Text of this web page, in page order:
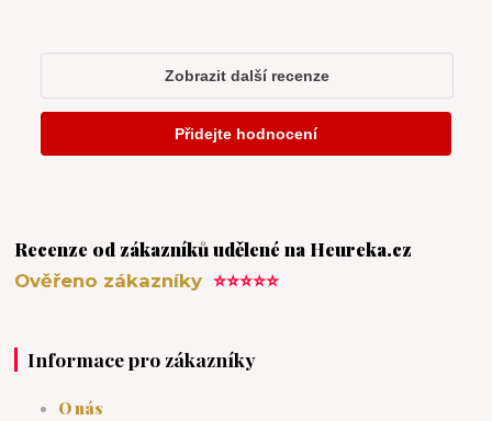
Recenze od zákazníků udělené na Heureka.cz
Ověřeno zákazníky⭐⭐⭐⭐⭐
Informace pro zákazníky
O nás